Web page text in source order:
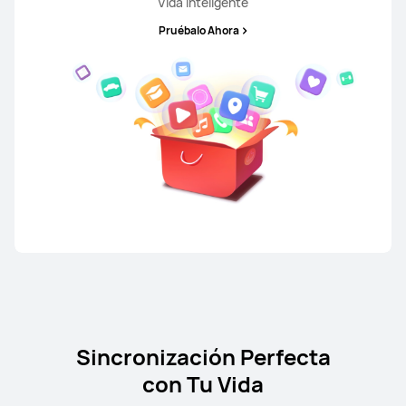
Pruébalo Ahora
Sincronización Perfecta
con Tu Vida